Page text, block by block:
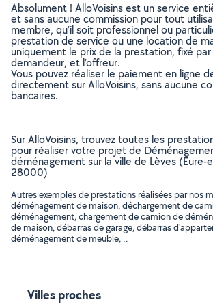
Absolument ! AlloVoisins est un service
et sans aucune commission pour tout
membre, qu’il soit professionnel ou
prestation de service ou une location de
uniquement le prix de la prestation, fixé par
demandeur, et l’offreur.
Vous pouvez réaliser le paiement en ligne
directement sur AlloVoisins, sans aucune
bancaires.
Sur AlloVoisins, trouvez toutes les
pour réaliser votre projet de
déménagement sur la ville de Lèves
28000)
Autres exemples de prestations réalisées par nos
déménagement de maison, déchargement de
déménagement, chargement de camion de
de maison, débarras de garage, débarras
déménagement de meuble, ..
Villes proches